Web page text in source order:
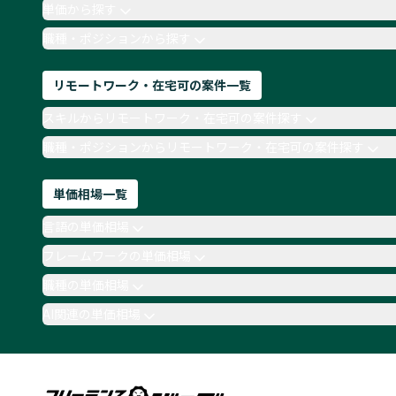
単価から探す
職種・ポジションから探す
リモートワーク・在宅可の案件一覧
職種・ポジションからリモートワーク・在宅可の案件探す
単価相場一覧
職種の単価相場
AI関連の単価相場